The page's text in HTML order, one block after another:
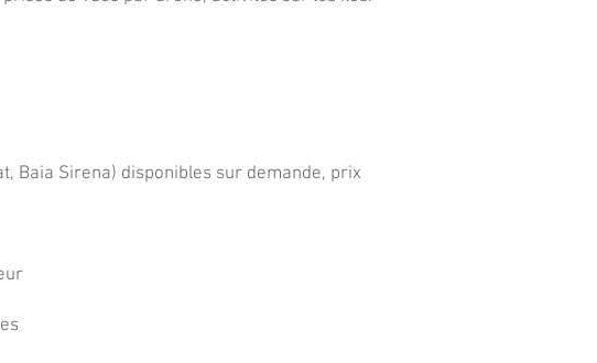
Baia Sirena) disponibles sur demande, prix